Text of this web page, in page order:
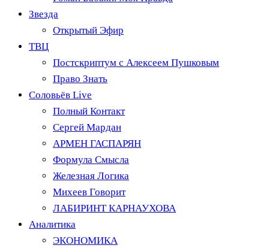
Звезда
Открытый Эфир
ТВЦ
Постскриптум с Алексеем Пушковым
Право Знать
Соловьёв Live
Полный Контакт
Сергей Мардан
АРМЕН ГАСПАРЯН
Формула Смысла
Железная Логика
Михеев Говорит
ЛАБИРИНТ КАРНАУХОВА
Аналитика
ЭКОНОМИКА